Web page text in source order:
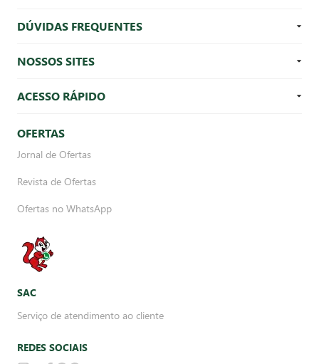
DÚVIDAS FREQUENTES
NOSSOS SITES
ACESSO RÁPIDO
OFERTAS
Jornal de Ofertas
Revista de Ofertas
Ofertas no WhatsApp
SAC
Serviço de atendimento ao cliente
REDES SOCIAIS